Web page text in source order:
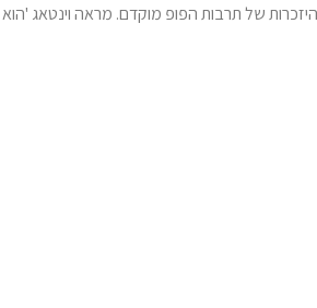
של תרבות הפופ מוקדם. מראה וינטאג